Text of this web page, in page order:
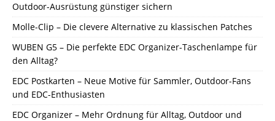
Outdoor-Ausrüstung günstiger sichern
Molle-Clip – Die clevere Alternative zu klassischen Patches
WUBEN G5 – Die perfekte EDC Organizer-Taschenlampe für
den Alltag?
EDC Postkarten – Neue Motive für Sammler, Outdoor-Fans
und EDC-Enthusiasten
EDC Organizer – Mehr Ordnung für Alltag, Outdoor und